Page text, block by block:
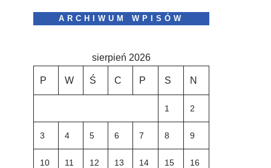
ARCHIWUM WPISÓW
sierpień 2026
P W Ś C P S N
1 2
3 4 5 6 7 8 9
10 11 12 13 14 15 16